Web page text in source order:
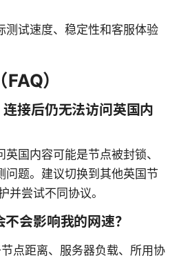
测试速度、稳定性和客服体验
）
接后仍无法访问英国内
国内容可能是节点被封锁、
问题。建议切换到其他英国节
并尝试不同协议。
会影响我的网速？
点距离、服务器负载、所用协